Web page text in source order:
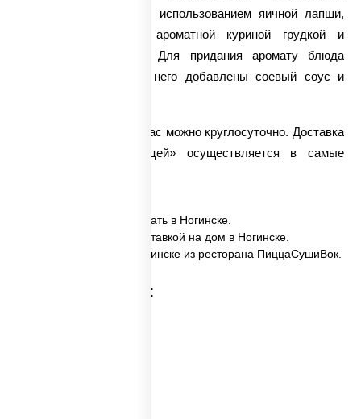
Изготавливается оно с использованием яичной лапши,
которая дополняется ароматной куриной грудкой и
различными овощами. Для придания аромату блюда
особой пикантности в него добавлены соевый соус и
Заказать лапшу вок у нас можно круглосуточно. Доставка
«Сомен с курицей» осуществляется в самые
✅ Сомен с курицей заказать в Ногинске.
✅ Сомен с курицей с доставкой на дом в Ногинске.
✅ Сомен с курицей в Ногинске из ресторана ПиццаСушиВок.
Категории товара: